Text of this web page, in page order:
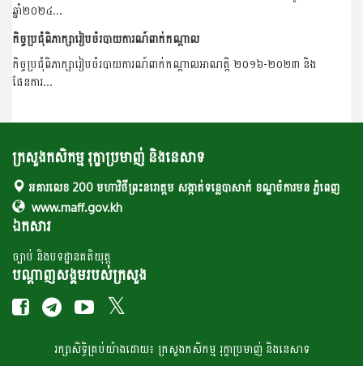
ឆ្នាំ២០២៤...
កិច្ចប្រជុំពិភាក្សារៀបចំរបាយការណ៍ពាក់កណ្តាល
កិច្ចប្រជុំពិភាក្សារៀបចំរបាយការណ៍ពាក់កណ្តាលអាណត្តិ ២០១៦-២០២៣ និង
ផែនការ...
ក្រសួងកសិកម្ម រុក្ខាប្រមាញ់ និងនេសាទ
អគារលេខ 200 មហាវិថីព្រះនរោត្តម សង្កាត់ទន្លេបាសាក់ ខណ្ឌចំការមន ភ្នំពេញ
www.maff.gov.kh
ឯកសារ
ច្បាប់ និងបទដ្ឋានគតិយុត្ត
បណ្តាញសង្គមរបស់ក្រសួង
រក្សា​​សិទ្ធិគ្រប់​​​យ៉ាង​ដោយ៖ ក្រសួង​កសិកម្ម​ រុក្ខា​ប្រមាញ់​ និង​​នេសាទ